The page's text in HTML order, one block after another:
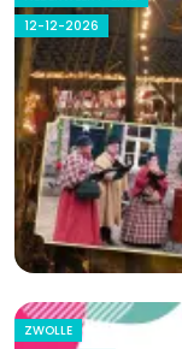
12-12-2026
ZWOLLE